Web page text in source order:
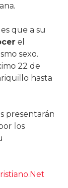
que a su
el
sexo.
22 de
hasta
presentarán
los